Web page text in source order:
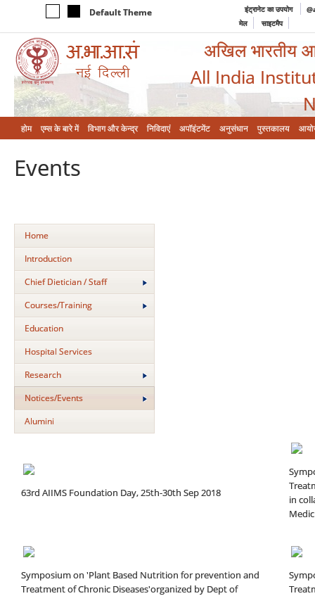
Default Theme इंट्रानेट का उपयोग
मेल
साइटमैप
अखिल भारतीय
All India
होम एम्‍स के बारे में विभाग और केन्‍द्र निविदाएं अपॉइंटमेंट अनुसंधान पुस्तकालय
Events
Home
Introduction
Chief Dietician / Staff
Courses/Training
Education
Hospital Services
Research
Notices/Events
Alumini
63rd AIIMS Foundation Day, 25th-30th Sep 2018
in
Symposium on 'Plant Based Nutrition for prevention and
Treatment of Chronic Diseases'organized by Dept of